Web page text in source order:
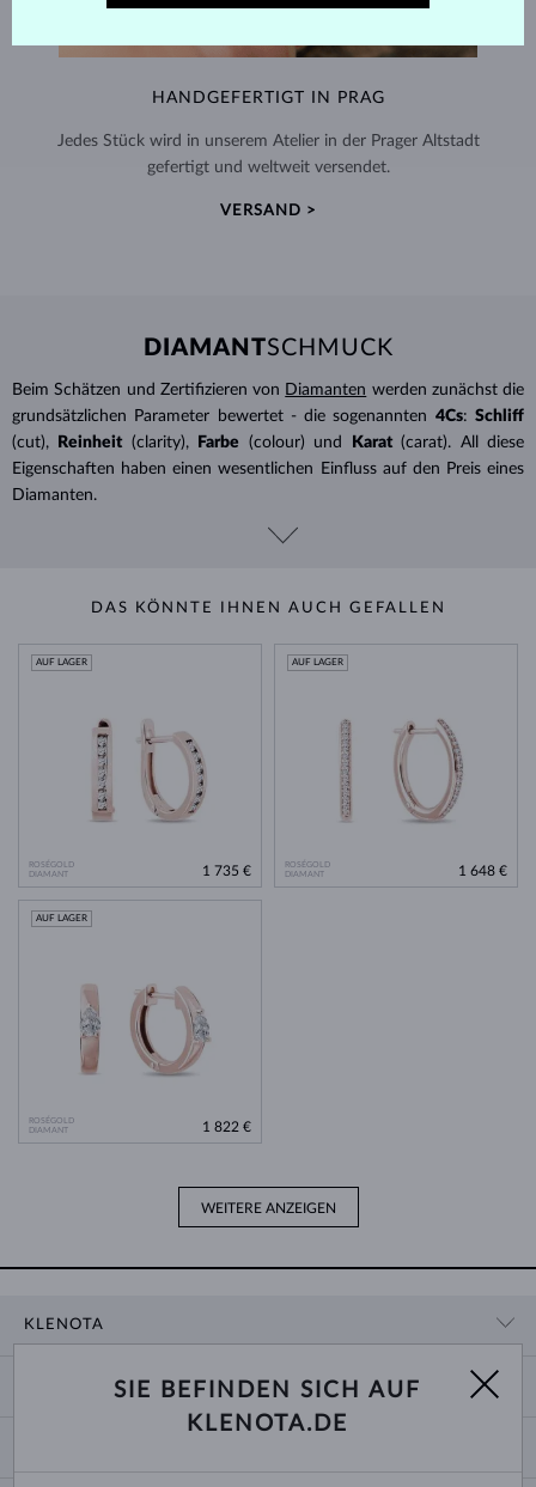
HANDGEFERTIGT IN PRAG
Jedes Stück wird in unserem Atelier in der Prager Altstadt
gefertigt und weltweit versendet.
VERSAND >
DIAMANTSCHMUCK
Beim Schätzen und Zertifizieren von Diamanten werden zunächst die
grundsätzlichen Parameter bewertet - die sogenannten 4Cs: Schliff
(cut),
Reinheit (clarity), Farbe (colour) und Karat (carat). All diese
Eigenschaften haben einen wesentlichen Einfluss auf den Preis eines
Diamanten.
DAS KÖNNTE IHNEN AUCH GEFALLEN
ROSÉGOLD
DIAMANT
AUF LAGER
1 735 €
ROSÉGOLD
DIAMANT
AUF LAGER
1 648 €
ROSÉGOLD
DIAMANT
AUF LAGER
1 822 €
WEITERE ANZEIGEN
KLENOTA
ZAHLUNG UND VERSAND
SIE BEFINDEN SICH AUF
KLENOTA.DE